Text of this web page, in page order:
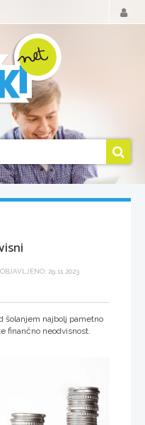
OBJAVLJENO: 29.11.2023
šolanjem najbolj pametno
finančno neodvisnost.